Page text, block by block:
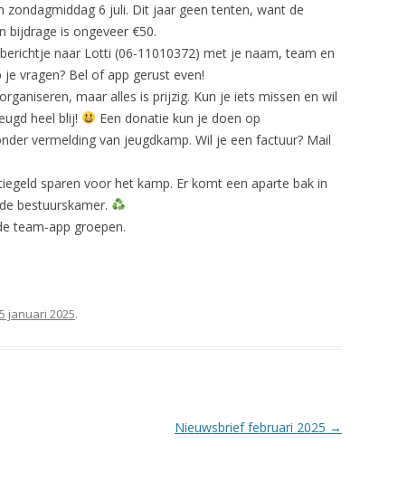
6 juli. Dit jaar geen tenten, want de
bijdrage is ongeveer €50.
naar Lotti (06-11010372) met je naam, team en
vragen? Bel of app gerust even!
maar alles is prijzig. Kun je iets missen en wil
heel blij!
Een donatie kun je doen op
vermelding van jeugdkamp. Wil je een factuur? Mail
sparen voor het kamp. Er komt een aparte bak in
bestuurskamer.
team-app groepen.
januari 2025.
Nieuwsbrief februari 2025 →